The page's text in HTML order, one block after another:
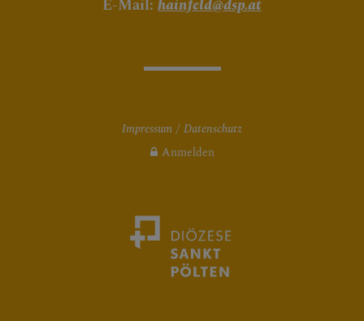
E-Mail: hainfeld@dsp.at
Impressum
Datenschutz
Anmelden